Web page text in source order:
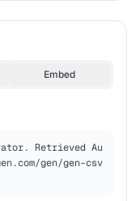
Embed
Retrieved Au
gen/gen-csv